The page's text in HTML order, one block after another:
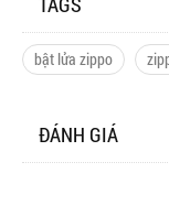
bật lửa zippo
ĐÁNH GIÁ